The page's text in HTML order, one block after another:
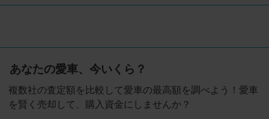
あなたの愛車、今いくら？
複数社の査定額を比較して愛車の最高額を調べよう！愛車
を賢く売却して、購入資金にしませんか？